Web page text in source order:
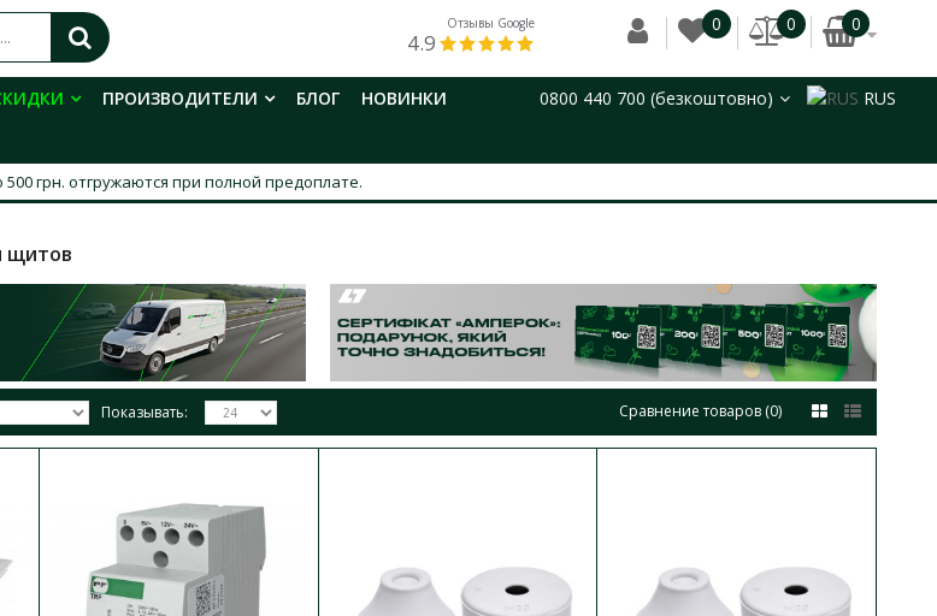
Отзывы Google
4.9
0 0 0
ПРОИЗВОДИТЕЛИ БЛОГ
НОВИНКИ
0800 440 700 (безкоштовно) RUS
500 грн. отгружаются при полной предоплате.
щитов
Сравнение товаров (0)
Показывать:
Доступность: В наличии
Заглушка 11 модулей ECH-Z ЕТІ - предназначена для закрывания
свободных мест ..
В сравнения
В закладки